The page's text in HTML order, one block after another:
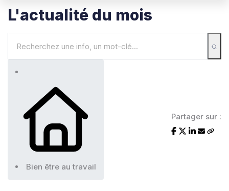
L'actualité du mois
Bien être au travail
Partager sur :